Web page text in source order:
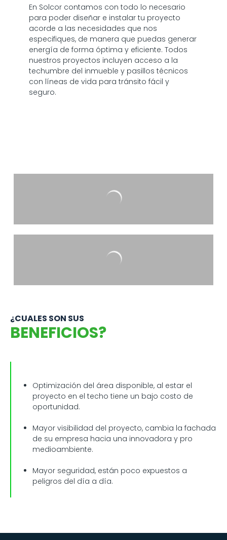
En Solcor contamos con todo lo necesario
para poder diseñar e instalar tu proyecto
acorde a las necesidades que nos
especifiques, de manera que puedas generar
energía de forma óptima y eficiente. Todos
nuestros proyectos incluyen acceso a la
techumbre del inmueble y pasillos técnicos
con líneas de vida para tránsito fácil y
seguro.
¿CUALES SON SUS
BENEFICIOS?
Optimización del área disponible, al estar el
proyecto en el techo tiene un bajo costo de
oportunidad.
Mayor visibilidad del proyecto, cambia la fachada
de su empresa hacia una innovadora y pro
medioambiente.
Mayor seguridad, están poco expuestos a
peligros del día a día.